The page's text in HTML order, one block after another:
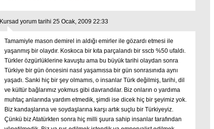
Kursad yorum tarihi 25 Ocak, 2009 22:33
Tamamiyle mason demirel in aldığı emirler ile gözardı etmesi ile
yaşanmış bir olaydır. Koskoca bir kıta parçalandı bir sscb %50 ufaldı.
Türkler özgürlüklerine kavuştu ama bu büyük tarihi olaydan sonra
Türkiye bir gün öncesini nasıl yaşamıssa bir gün sonrasınıda aynı
yaşadı. Sanki hiç bir şey olmamıs, o insanlar Türk değilmiş, tarihi, dil
ve kültür bağlarımız yokmus gibi davrandılar. Biz onların o yardıma
muhtaç anlarında yardım etmedik, şimdi ise dicek hiç bir şeyimiz yok.
Biz kandaşlarına ve soydaşlarına karşı artık suçlu bir Türkiyeyiz.
Çünkü biz Atatürkten sonra hiç milli şuura sahip insanlar tarafından